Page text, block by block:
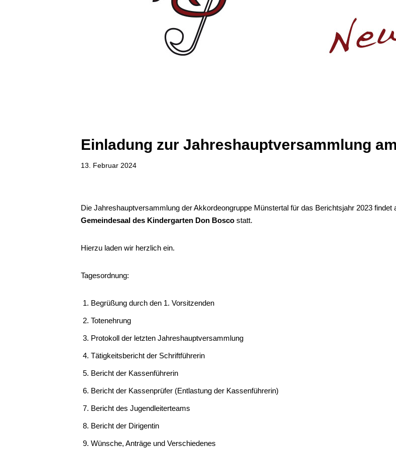
Einladung zur Jahreshauptversammlung
13. Februar 2024
Die Jahreshauptversammlung der Akkordeongruppe Münstertal für das Berichtsjahr 2023 findet
Gemeindesaal des Kindergarten Don Boscostatt.
Hierzu laden wir herzlich ein.
Tagesordnung:
Begrüßung durch den 1. Vorsitzenden
Totenehrung
Protokoll der letzten Jahreshauptversammlung
Tätigkeitsbericht der Schriftführerin
Bericht der Kassenführerin
Bericht der Kassenprüfer (Entlastung der Kassenführerin)
Bericht des Jugendleiterteams
Bericht der Dirigentin
Wünsche, Anträge und Verschiedenes